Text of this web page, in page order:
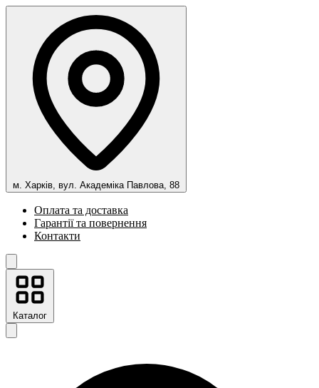
м. Харків, вул. Академіка Павлова, 88
Оплата та доставка
Гарантії та повернення
Контакти
Каталог